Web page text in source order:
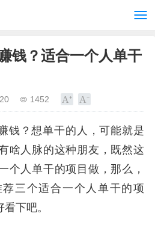
钱？适合一个人单干
1452
钱？想单干的人，可能就是
啥人脉的这种朋友，既然这
个人单干的项目做，那么，
三个适合一个人单干的项
下吧。